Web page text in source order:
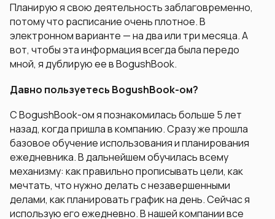
Планирую я свою деятельность заблаговременно,
потому что расписание очень плотное. В
электронном варианте — на два или три месяца. А
вот, чтобы эта информация всегда была передо
мной, я дублирую ее в BogushBook.
Давно пользуетесь BogushBook-ом?
С BogushBook-ом я познакомилась больше 5 лет
назад, когда пришла в компанию. Сразу же прошла
базовое обучение использования и планирования
ежедневника. В дальнейшем обучилась всему
механизму: как правильно прописывать цели, как
мечтать, что нужно делать с незавершенными
делами, как планировать график на день. Сейчас я
использую его ежедневно. В нашей компании все